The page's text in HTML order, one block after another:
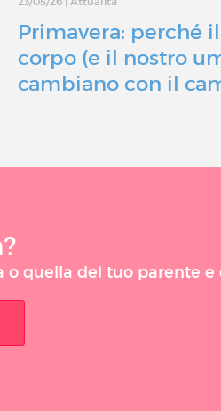
Primavera: perché
corpo (e il nostro
cambiano con il
quella del tuo parente